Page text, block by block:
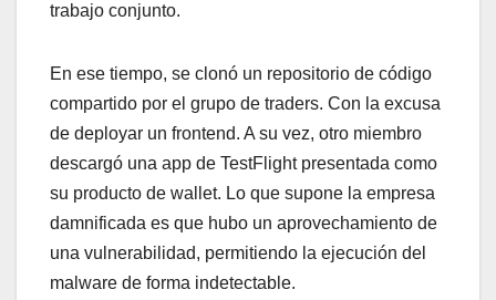
trabajo conjunto.
En ese tiempo, se clonó un repositorio de código
compartido por el grupo de traders. Con la excusa
de deployar un frontend. A su vez, otro miembro
descargó una app de TestFlight presentada como
su producto de wallet. Lo que supone la empresa
damnificada es que hubo un aprovechamiento de
una vulnerabilidad, permitiendo la ejecución del
malware de forma indetectable.